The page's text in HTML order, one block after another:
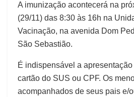
A imunização acontecerá na
(29/11) das 8:30 às 16h na
Vacinação, na avenida Dom
São Sebastião.
É indispensável a
cartão do SUS ou CPF. Os
acompanhados de seus pais e/